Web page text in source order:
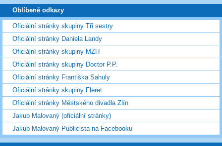
Oblíbené odkazy
Oficiální stránky skupiny Tři sestry
Oficiální stránky Daniela Landy
Oficiální stránky skupiny MZH
Oficiální stránky skupiny Doctor P.P.
Oficiální stránky Františka Sahuly
Oficiální stránky skupiny Fleret
Oficiální stránky Městského divadla Zlín
Jakub Malovaný (oficiální stránky)
Jakub Malovaný Publicista na Facebooku